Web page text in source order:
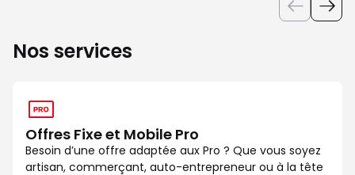
Nos services
Offres Fixe et Mobile Pro
Besoin d’une offre adaptée aux Pro ? Que vous soyez
artisan, commerçant, auto-entrepreneur ou à la tête